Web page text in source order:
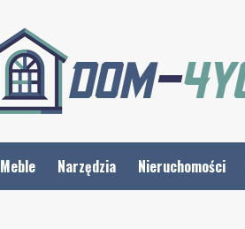
Meble Narzędzia Nieruchomości